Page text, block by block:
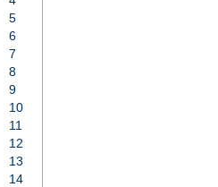
5
6
7
8
9
10
11
12
13
14